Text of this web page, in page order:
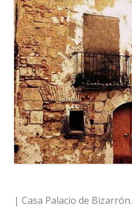
| Casa Palacio de Bizarrón.